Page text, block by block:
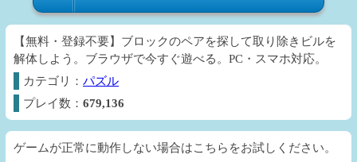
【無料・登録不要】ブロックのペアを探して取り除きビルを
解体しよう。ブラウザで今すぐ遊べる。PC・スマホ対応。
カテゴリ：パズル
プレイ数：679,136
ゲームが正常に動作しない場合はこちらをお試しください。